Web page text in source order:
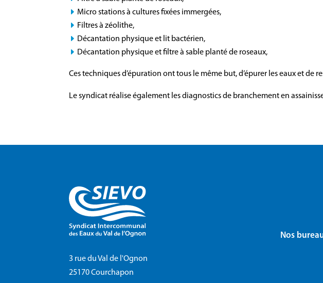
Micro stations à cultures fixées immergées,
Filtres à zéolithe,
Décantation physique et lit bactérien,
Décantation physique et filtre à sable planté de roseaux,
Ces techniques d’épuration ont tous le même but, d’épurer les eaux et de
Le syndicat réalise également les diagnostics de branchement en
3 rue du Val de l'Ognon
25170 Courchapon
Nos